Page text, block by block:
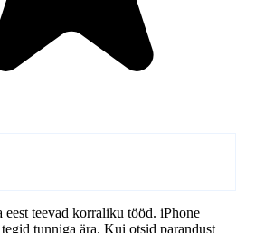
eest teevad korraliku tööd. iPhone
tunniga ära. Kui otsid parandust